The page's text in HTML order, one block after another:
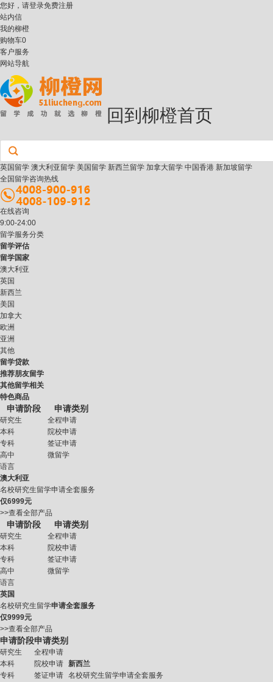
您好，请登录免费注册
站内信
我的柳橙
购物车0
客户服务
网站导航
回到柳橙首页
英国留学 澳大利亚留学 美国留学 新西兰留学 加拿大留学 中国香港 新加坡留学
全国留学咨询热线
在线咨询
9:00-24:00
留学服务分类
留学评估
留学国家
澳大利亚
英国
新西兰
美国
加拿大
欧洲
亚洲
其他
留学贷款
推荐朋友留学
其他留学相关
特色商品
申请阶段 申请类别
研究生
全程申请
本科
院校申请
专科
签证申请
高中
微留学
语言
澳大利亚
名校研究生留学申请全套服务
仅6999元
>>查看全部产品
申请阶段 申请类别
研究生
全程申请
本科
院校申请
专科
签证申请
高中
微留学
语言
英国
名校研究生留学申请全套服务
仅9999元
>>查看全部产品
申请阶段申请类别
研究生
全程申请
新西兰
名校研究生留学申请全套服务
本科
院校申请
专科
签证申请